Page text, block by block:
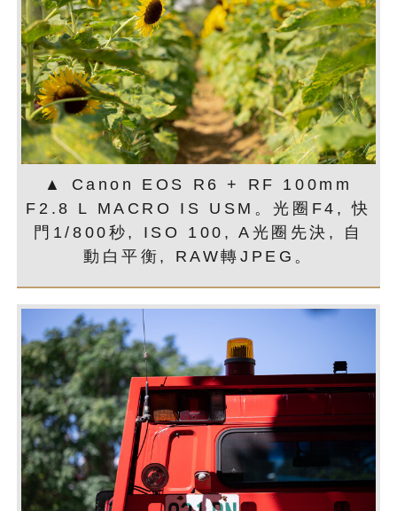
▲ Canon EOS R6 + RF 100mm
F2.8 L MACRO IS USM。光圈F4, 快
門1/800秒, ISO 100, A光圈先決, 自
動白平衡, RAW轉JPEG。